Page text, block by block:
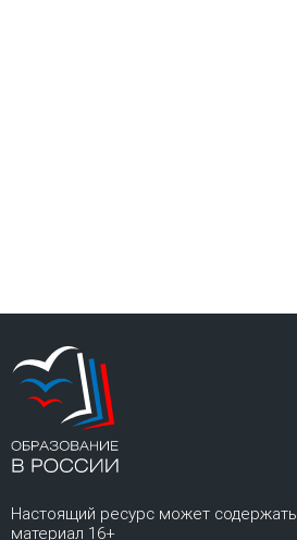
Настоящий ресурс может содержать
материал 16+